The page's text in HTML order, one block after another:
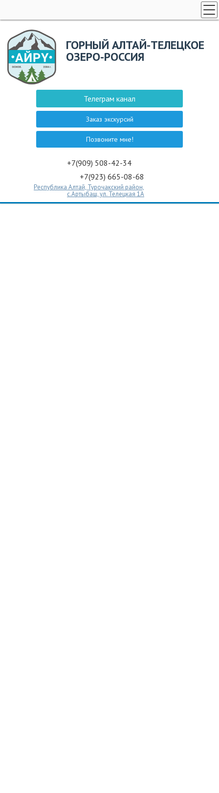
ГОРНЫЙ АЛТАЙ-ТЕЛЕЦКОЕ
ОЗЕРО-РОССИЯ
Телеграм канал
Заказ экскурсий
Позвоните мне!
+7(909) 508-42-34
+7(923) 665-08-68
Республика Алтай, Турочакский район,
с.Артыбаш, ул. Телецкая 1А
ТЕЛЕЦКОЕ ОЗЕРО
ЗАКАЗ ЭКСКУРСИИ
ГОСТЕВОЙ ДОМ НА АЛТАЕ
ТУРЫ НЕ АЛТАЙ
ТУРЫ НЕ АЛТАЙ
ЭКСКУРСИИ
КОНТАКТЫ